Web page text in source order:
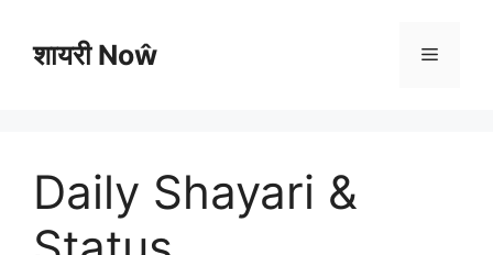
contentशायरी Noŵ Menu
Daily Shayari &